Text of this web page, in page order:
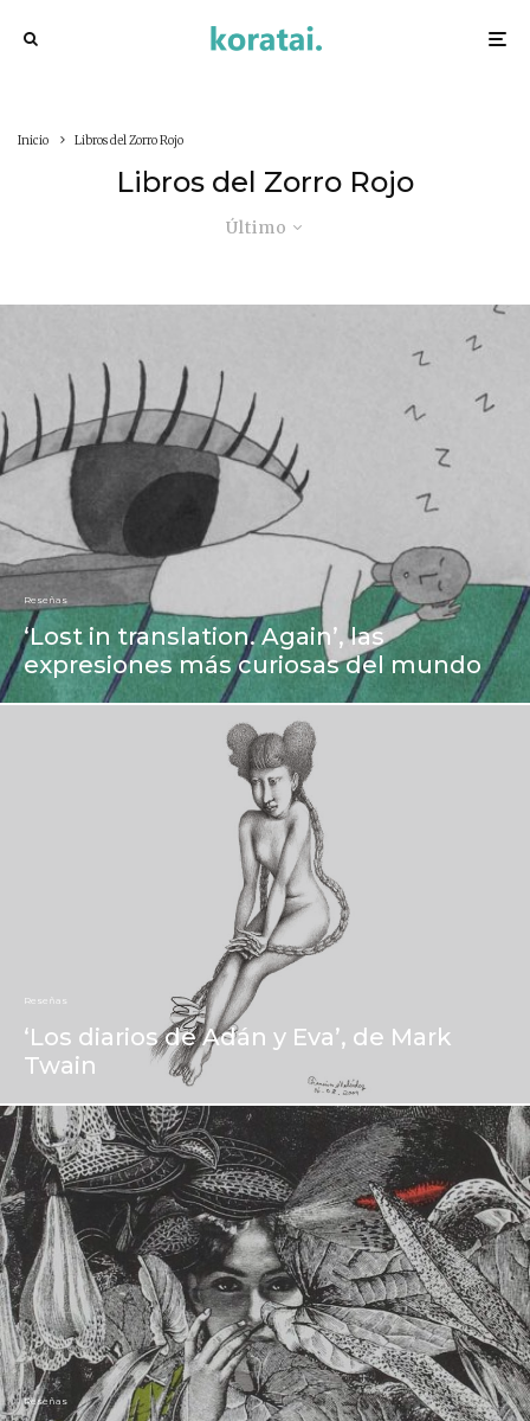
Inicio Libros del Zorro Rojo
Libros del Zorro Rojo
Último
Reseñas
‘Lost in translation. Again’, las
expresiones más curiosas del mundo
Reseñas
‘Los diarios de Adán y Eva’, de Mark
Twain
Reseñas